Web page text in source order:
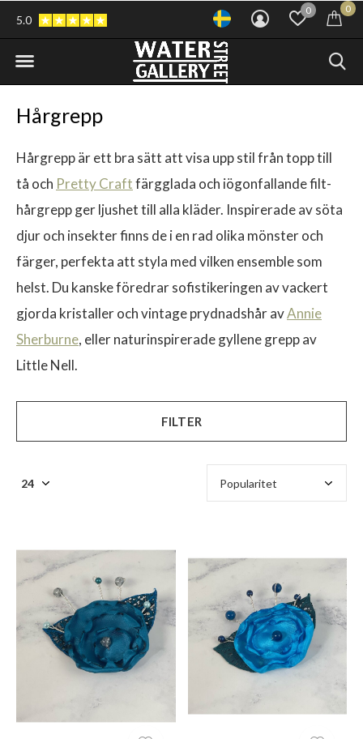
0 0
5.0
Hårgrepp
Hårgrepp är ett bra sätt att visa upp stil från topp till
tå och Pretty Craftfärgglada och iögonfallande filt-
hårgrepp ger ljushet till alla kläder. Inspirerade av söta
djur och insekter finns de i en rad olika mönster och
färger, perfekta att styla med vilken ensemble som
helst. Du kanske föredrar sofistikeringen av vackert
gjorda kristaller och vintage prydnadshår avAnnie
Sherburne, eller naturinspirerade gyllene grepp av
Little Nell.
FILTER